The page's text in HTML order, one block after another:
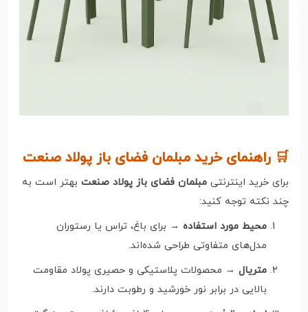
🛒 راهنمای خرید مبلمان فضای باز پولاد صنعت
برای خرید اینترنتی مبلمان فضای باز پولاد صنعت بهتر است به
چند نکته توجه کنید:
محیط مورد استفاده → برای باغ، تراس یا رستوران
مدل‌های متفاوتی طراحی شده‌اند.
متریال → محصولات پلاستیکی و حصیری پولاد مقاومت
بالایی در برابر نور خورشید و رطوبت دارند.